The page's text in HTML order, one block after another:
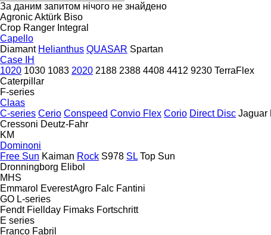
За даним запитом нічого не знайдено
AgronicAktürk Biso
Crop Ranger Integral
Capello
Diamant Helianthus QUASAR Spartan
Case IH
1020 1030 1083 2020 2188 2388 4408 4412 9230 TerraFlex
Caterpillar
F-series
Claas
C-series Cerio Conspeed Convio Flex Corio Direct Disc Jaguar
Cressoni Deutz-Fahr
KM
Dominoni
Free Sun Kaiman Rock S978 SL Top Sun
Dronningborg Elibol
MHS
Emmarol EverestAgro Falc Fantini
GO L-series
Fendt Fiellday Fimaks Fortschritt
E series
Franco Fabril